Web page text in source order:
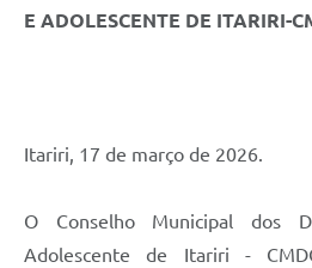
E ADOLESCENTE DE ITARIRI-
Itariri, 17 de março de 2026.
O Conselho Municipal dos
Adolescente de Itariri -